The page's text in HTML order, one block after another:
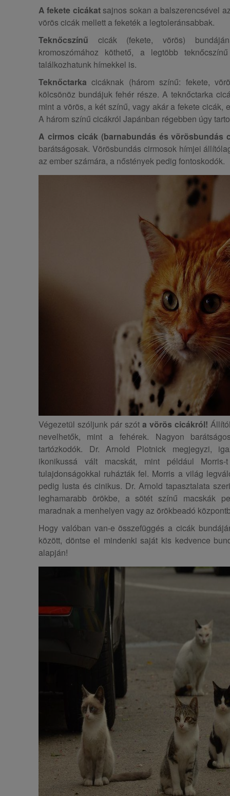
A fekete cicákatsajnos sokan a balszerencsével
vörös cicák mellett a feketék a legtoleránsabbak.
Teknőcszínű cicák (fekete, vörös)
kromoszómához köthető, a legtöbb
találkozhatunk hímekkel is.
Teknőctarka cicáknak (három színű: fekete,
kölcsönöz bundájuk fehér része. A teknőctarka
mint a vörös, a két színű, vagy akár a fekete cicák,
A három színű cicákról Japánban régebben úgy
A cirmos cicák (barnabundás és vörösbundás
barátságosak. Vörösbundás cirmosok hímjei
az ember számára, a nőstények pedig fontoskodók.
Végezetül szóljunk pár szót a vörös cicákról!
nevelhetők, mint a fehérek. Nagyon
tartózkodók. Dr. Arnold Plotnick megjegyzi,
ikonikussá vált macskát, mint például
tulajdonságokkal ruházták fel. Morris a világ
pedig lusta és cinikus. Dr. Arnold tapasztalata
leghamarabb örökbe, a sötét színű macskák
maradnak a menhelyen vagy az örökbeadó
Hogy valóban van-e összefüggés a cicák
között, döntse el mindenki saját kis kedvence
alapján!